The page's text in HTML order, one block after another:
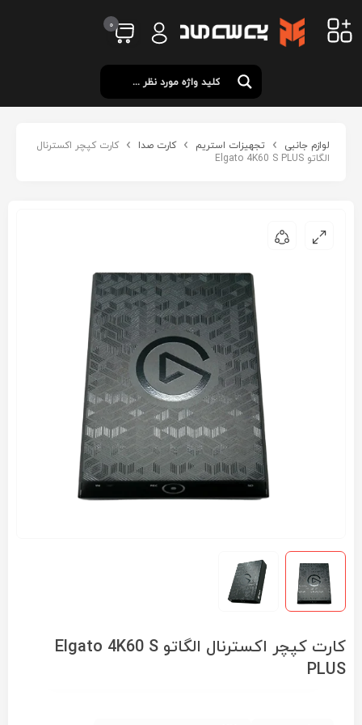
0
لوازم جانبی تجهیزات استریم کارت صدا
کارت کپچر اکسترنال
الگاتو Elgato 4K60 S PLUS
کارت کپچر اکسترنال الگاتو Elgato 4K60 S
PLUS